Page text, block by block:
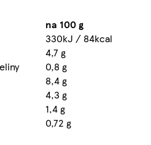
na 100 g
330kJ / 84kcal
4,7 g
0,8 g
8,4 g
4,3 g
1,4 g
0,72 g